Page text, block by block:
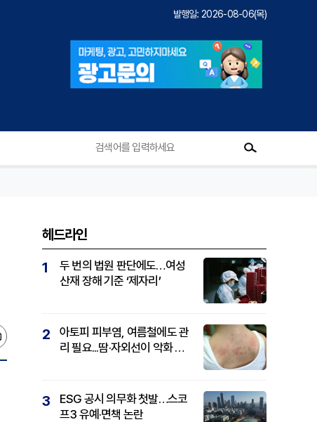
발행일: 2026-08-06(목)
헤드라인
1
두 번의 법원 판단에도…여성
산재 장해 기준 ‘제자리’
2
아토피 피부염, 여름철에도 관
리 필요...땀·자외선이 악화 요
3
ESG 공시 의무화 첫발…스코
프3 유예·면책 논란